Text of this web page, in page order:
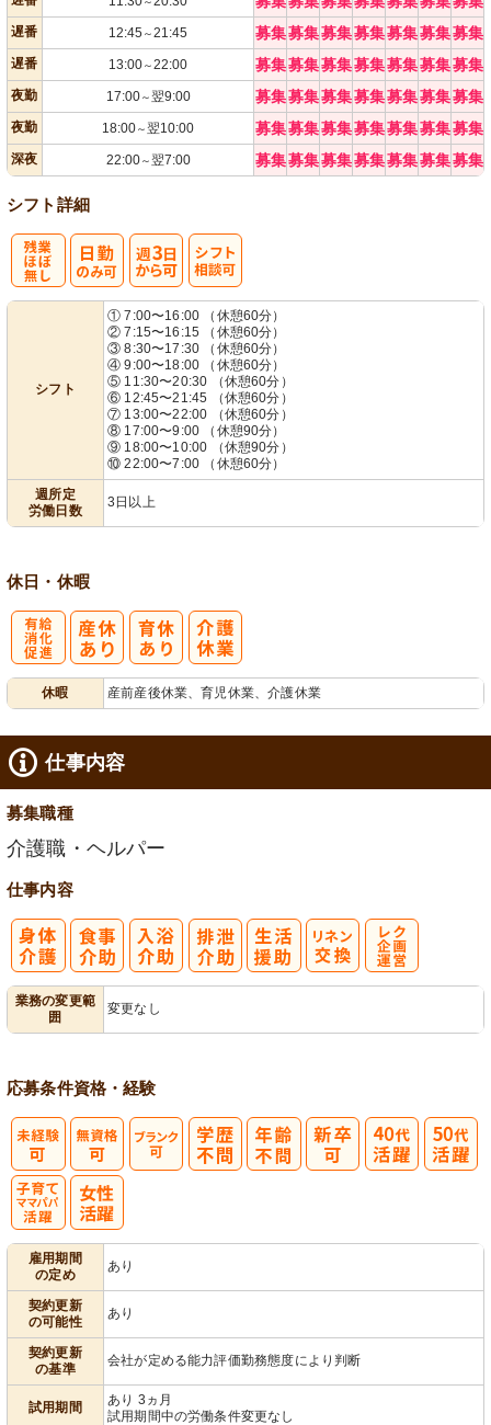
遅番 12:45 ～21:45 募集募集募集募集募集募集募集
遅番 13:00～22:00 募集募集募集募集募集募集募集
夜勤 17:00～翌9:00 募集募集募集募集募集募集募集
夜勤 18:00～翌10:00 募集募集募集募集募集募集募集
深夜 22:00～翌7:00 募集募集募集募集募集募集募集
シフト詳細
シフト
① 7:00〜16:00 （休憩60分）
② 7:15〜16:15 （休憩60分）
③ 8:30〜17:30 （休憩60分）
④ 9:00〜18:00 （休憩60分）
⑤ 11:30〜20:30 （休憩60分）
⑥ 12:45〜21:45 （休憩60分）
⑦ 13:00〜22:00 （休憩60分）
⑧ 17:00〜9:00 （休憩90分）
⑨ 18:00〜10:00 （休憩90分）
⑩ 22:00〜7:00 （休憩60分）
週所定
労働日数
3日以上
休日・休暇
休暇 産前産後休業、育児休業、介護休業
仕事内容
募集職種
介護職・ヘルパー
仕事内容
業務の変更範
囲
変更なし
応募条件資格・経験
雇用期間
の定め
あり
契約更新
の可能性
あり
契約更新
の基準
会社が定める能力評価勤務態度により判断
試用期間
あり 3ヵ月
試用期間中の労働条件変更なし